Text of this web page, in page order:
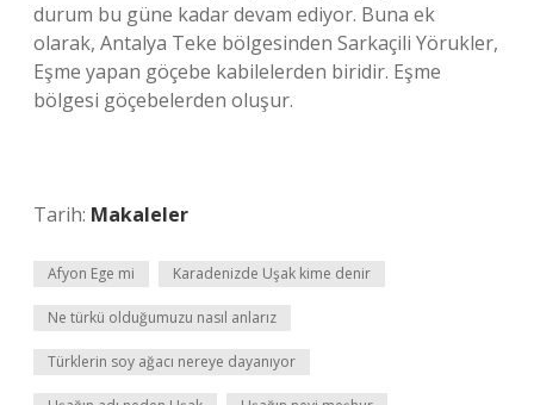
durum bu güne kadar devam ediyor. Buna ek
olarak, Antalya Teke bölgesinden Sarkaçili Yörukler,
Eşme yapan göçebe kabilelerden biridir. Eşme
bölgesi göçebelerden oluşur.
Tarih: Makaleler
Afyon Ege mi Karadenizde Uşak kime denir
Ne türkü olduğumuzu nasıl anlarız
Türklerin soy ağacı nereye dayanıyor